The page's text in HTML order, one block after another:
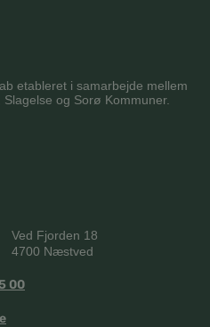
etableret i samarbejde mellem
og Sorø Kommuner.
Ved Fjorden 18
4700 Næstved
00